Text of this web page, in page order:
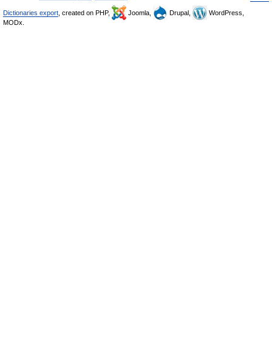
Dictionaries export , created on PHP, Joomla, Drupal,
WordPress,
MODx.